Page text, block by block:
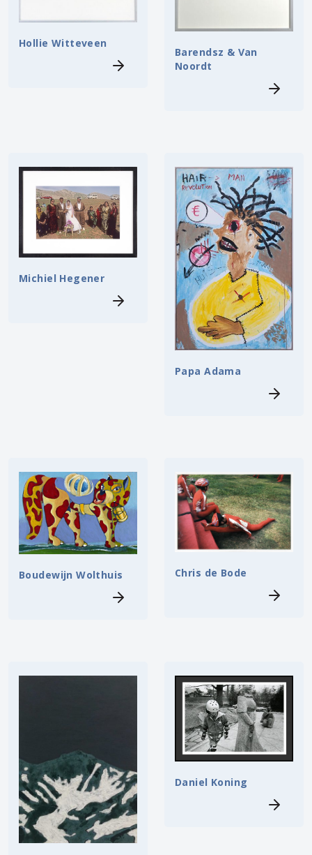
Hollie Witteveen
Barendsz & Van
Noordt
Michiel Hegener
Papa Adama
Boudewijn Wolthuis Chris de Bode
Daniel Koning